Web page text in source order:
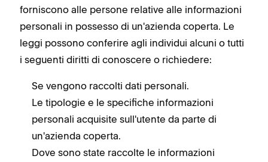
forniscono alle persone relative alle informazioni
personali in possesso di un'azienda coperta. Le
leggi possono conferire agli individui alcuni o tutti
i seguenti diritti di conoscere o richiedere:
Se vengono raccolti dati personali.
Le tipologie e le specifiche informazioni
personali acquisite sull'utente da parte di
un'azienda coperta.
Dove sono state raccolte le informazioni